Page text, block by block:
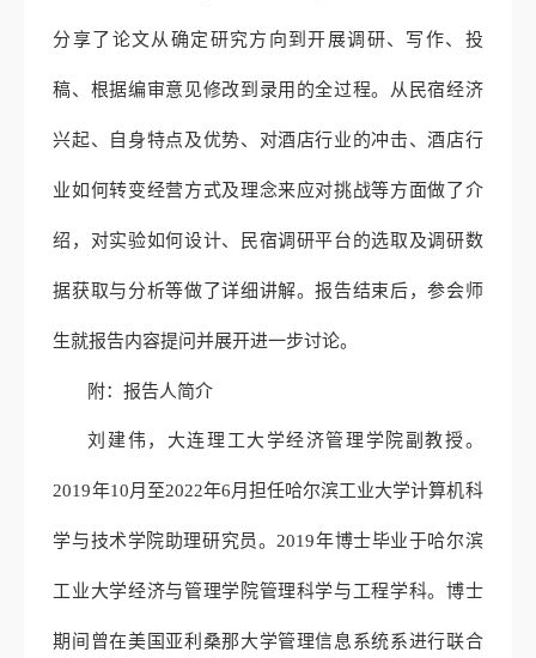
分享了论文从确定研究方向到开展调研、写作、投
稿、根据编审意见修改到录用的全过程。从民宿经济
兴起、自身特点及优势、对酒店行业的冲击、酒店行
业如何转变经营方式及理念来应对挑战等方面做了介
绍，对实验如何设计、民宿调研平台的选取及调研数
据获取与分析等做了详细讲解。报告结束后，参会师
生就报告内容提问并展开进一步讨论。
附：报告人简介
刘建伟，大连理工大学经济管理学院副教授。
2019年10月至2022年6月担任哈尔滨工业大学计算机科
学与技术学院助理研究员。 2019年博士毕业于哈尔滨
工业大学经济与管理学院管理科学与工程学科。博士
期间曾在美国亚利桑那大学管理信息系统系进行联合